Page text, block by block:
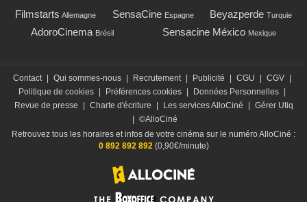
Filmstarts Allemagne SensaCine Espagne Beyazperde Turquie
AdoroCinema Brésil Sensacine México Mexique
Contact Qui sommes-nous Recrutement Publicité CGU CGV
Politique de cookies
Préférences cookies Données Personnelles
Revue de presse
Charte d'écriture Les services AlloCiné
Gérer Utiq
©AlloCiné
Retrouvez tous les horaires et infos de votre cinéma sur le numéro AlloCiné :
0 892 892 892(0,90€/minute)